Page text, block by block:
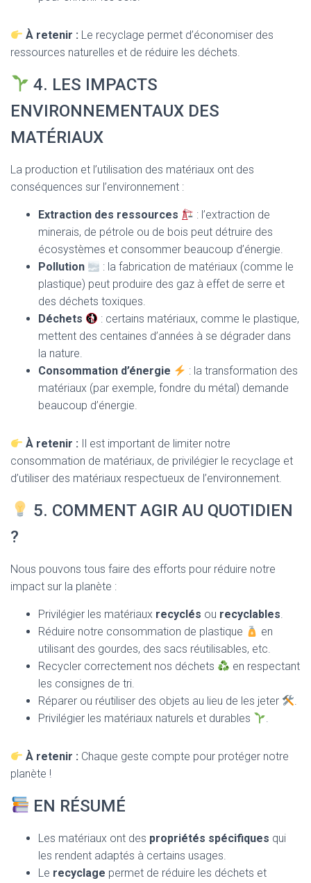
À retenir : Le recyclage permet d’économiser des
ressources naturelles et de réduire les déchets.
4. LES IMPACTS
ENVIRONNEMENTAUX DES
MATÉRIAUX
La production et l’utilisation des matériaux ont des
conséquences sur l’environnement :
Extraction des ressources
: l’extraction de
minerais, de pétrole ou de bois peut détruire des
écosystèmes et consommer beaucoup d’énergie.
Pollution
: la fabrication de matériaux (comme le
plastique) peut produire des gaz à effet de serre et
des déchets toxiques.
Déchets
: certains matériaux, comme le plastique,
mettent des centaines d’années à se dégrader dans
la nature.
Consommation d’énergie
: la transformation des
matériaux (par exemple, fondre du métal) demande
beaucoup d’énergie.
À retenir : Il est important de limiter notre
consommation de matériaux, de privilégier le recyclage et
d’utiliser des matériaux respectueux de l’environnement.
5. COMMENT AGIR AU QUOTIDIEN
?
Nous pouvons tous faire des efforts pour réduire notre
impact sur la planète :
Privilégier les matériaux recyclés ou recyclables.
Réduire notre consommation de plastique
en
utilisant des gourdes, des sacs réutilisables, etc.
Recycler correctement nos déchets
en respectant
les consignes de tri.
Réparer ou réutiliser des objets au lieu de les jeter
.
Privilégier les matériaux naturels et durables
.
À retenir : Chaque geste compte pour protéger notre
planète !
EN RÉSUMÉ
Les matériaux ont des propriétés spécifiques qui
les rendent adaptés à certains usages.
Le recyclage permet de réduire les déchets et